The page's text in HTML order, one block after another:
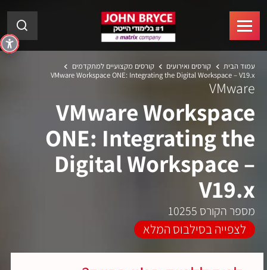
עמוד הבית קורסים ואירועים
קורסים מקצועיים למתקדמים
VMware Workspace ONE: Integrating the Digital Workspace – V19.x
VMware
VMware Workspace
ONE: Integrating the
Digital Workspace –
V19.x
מספר הקורס 10255
לצפייה בסילבוס המלא